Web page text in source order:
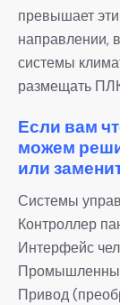
превышает
направлении,
системы
размещать
Если вам
можем
или
Системы
Контроллер
Интерфейс
Привод